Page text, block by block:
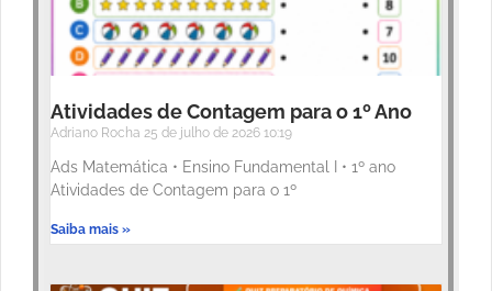
Atividades de Contagem para o 1º Ano
Adriano Rocha 25 de julho de 2026 10:19
Ads Matemática • Ensino Fundamental I • 1º ano
Atividades de Contagem para o 1º
Saiba mais »